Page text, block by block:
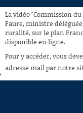
À LA DEMANDE
RECHERCHE
AIDE À LA DÉCOUPE
DE VIDÉOS
La vidéo "Commission
Faure, ministre
ruralité, sur le plan
disponible en ligne.
Pour y accéder, vous
adresse mail par notre